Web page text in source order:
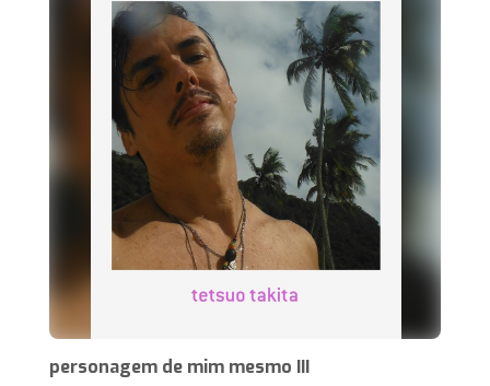
personagem de mim mesmo III